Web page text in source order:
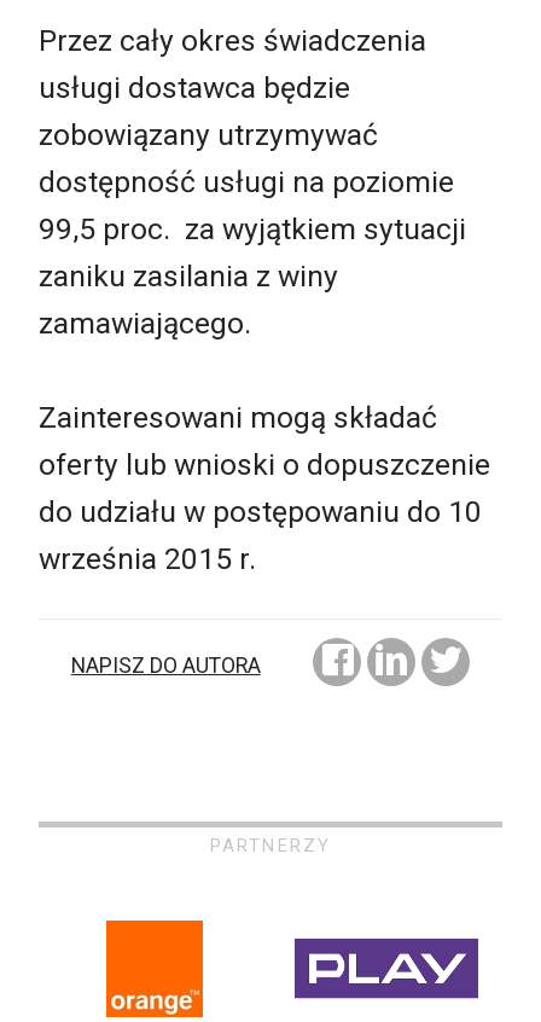
Przez cały okres świadczenia
usługi dostawca będzie
zobowiązany utrzymywać
dostępność usługi na poziomie
99,5 proc. za wyjątkiem sytuacji
zaniku zasilania z winy
zamawiającego.
Zainteresowani mogą składać
oferty lub wnioski o dopuszczenie
do udziału w postępowaniu do 10
września 2015 r.
NAPISZ DO AUTORA
PARTNERZY